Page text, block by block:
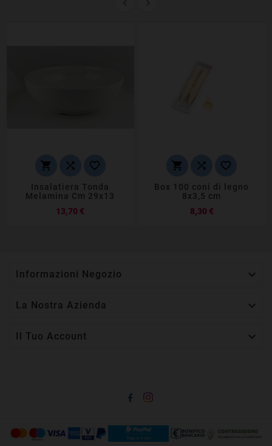
  
Insalatiera Tonda
Melamina Cm 29x13
13,70 €
  
Box 100 coni di legno
8x3,5 cm
8,30 €Prezzo
Informazioni Negozio 
La Nostra Azienda 
Il Tuo Account 